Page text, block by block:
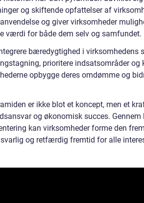
og skiftende opfattelser af
og giver virksomheder
værdi for både dem selv og samfundet.
bæredygtighed i virksomhedens
prioritere indsatsområder
opbygge deres omdømme og
er ikke blot et koncept, men et
og økonomisk succes.
kan virksomheder forme den
og retfærdig fremtid for alle